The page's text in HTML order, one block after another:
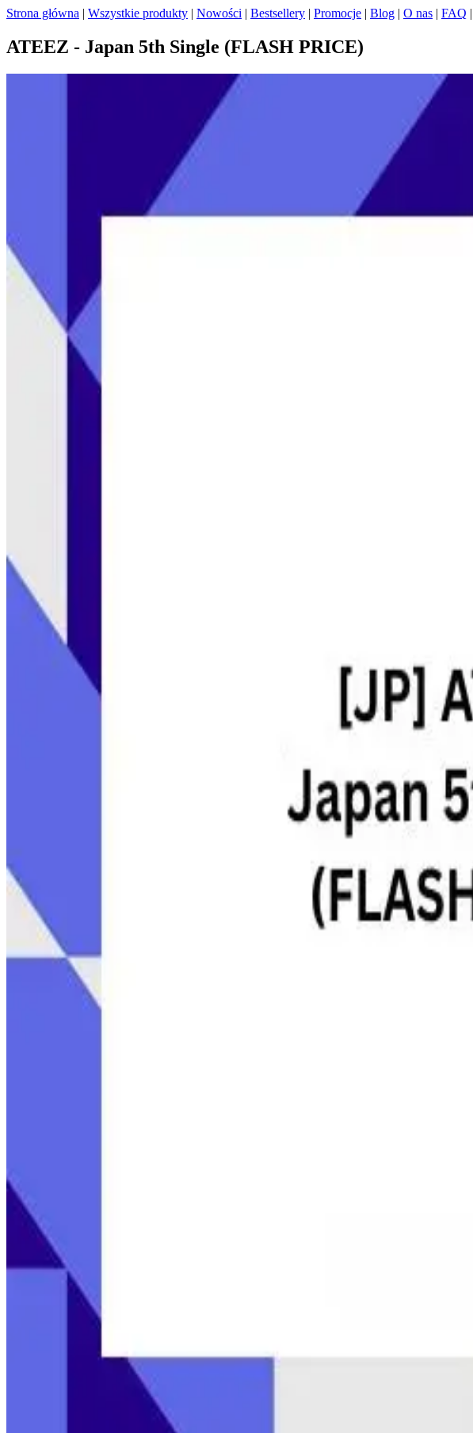
Strona główna | Wszystkie produkty | Nowości | Bestsellery | Promocje | Blog | O nas | FAQ |
ATEEZ - Japan 5th Single (FLASH PRICE)